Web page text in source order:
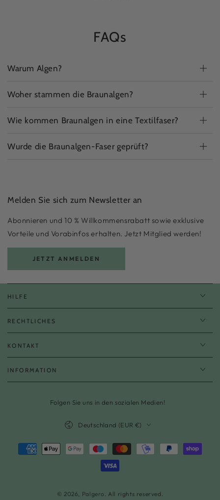
FAQs
Warum Algen?
Woher stammen die Braunalgen?
Wie kommen Braunalgen in eine Textilfaser?
Wurde die Braunalgen-Faser geprüft?
Melden Sie sich zum Newsletter an
Abonnieren und 10 % Willkommensrabatt sowie exklusive
Vorteile und Vorabinfos erhalten. Jetzt Mitglied werden!
JETZT ANMELDEN
HILFE
RECHTLICHES
KONTAKT
INFORMATION
Folgen Sie uns in den sozialen Medien!
© 2026, Palgero . All rights reserved.
Deutschland (EUR €)
Zahlungsmöglichkeiten